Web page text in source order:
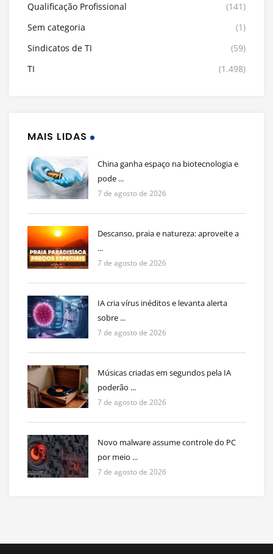
Qualificação Profissional
(141)
Sem categoria
(1)
Sindicatos de TI
(59)
TI
(1.498)
MAIS LIDAS
China ganha espaço na biotecnologia e
pode ...
7 de agosto de 2026
Descanso, praia e natureza: aproveite a
...
7 de agosto de 2026
IA cria vírus inéditos e levanta alerta
sobre ...
7 de agosto de 2026
Músicas criadas em segundos pela IA
poderão ...
7 de agosto de 2026
Novo malware assume controle do PC
por meio ...
7 de agosto de 2026